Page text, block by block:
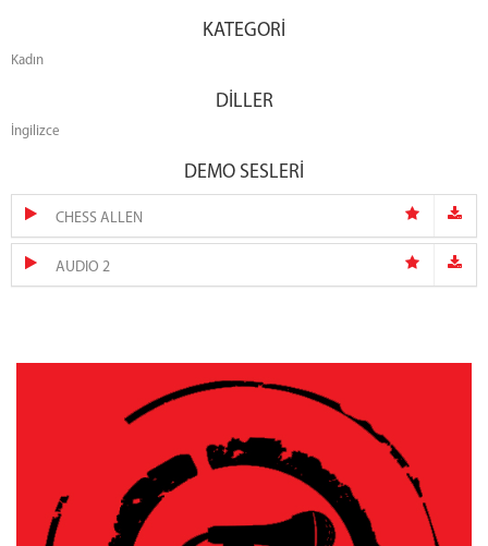
KATEGORİ
Kadın
DİLLER
İngilizce
DEMO SESLERİ
CHESS ALLEN
AUDIO 2